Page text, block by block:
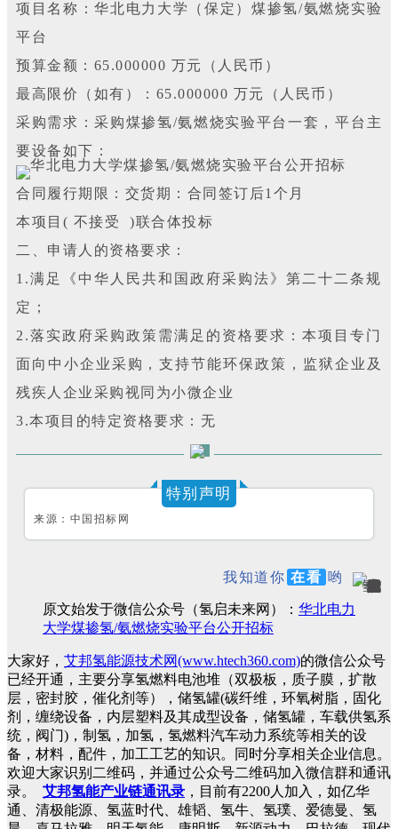
项目名称：华北电力大学（保定）煤掺氢/氨燃烧实验
平台
预算金额：65.000000 万元（人民币）
最高限价（如有）：65.000000 万元（人民币）
采购需求：采购煤掺氢/氨燃烧实验平台一套，平台主
要设备如下：
合同履行期限：交货期：合同签订后1个月
本项目( 不接受 )联合体投标
二、申请人的资格要求：
1.满足《中华人民共和国政府采购法》第二十二条规
定；
2.落实政府采购政策需满足的资格要求：本项目专门
面向中小企业采购，支持节能环保政策，监狱企业及
残疾人企业采购视同为小微企业
3.本项目的特定资格要求：无
特别声明
来源：中国招标网
我知道你 在看 哟
原文始发于微信公众号（氢启未来网）： 华北电力
大学煤掺氢/氨燃烧实验平台公开招标
大家好， 艾邦氢能源技术网(www.htech360.com)的微信公众号
已经开通，主要分享氢燃料电池堆（双极板，质子膜，扩散
层，密封胶，催化剂等），储氢罐(碳纤维，环氧树脂，固化
剂，缠绕设备，内层塑料及其成型设备，储氢罐，车载供氢系
统，阀门)，制氢，加氢，氢燃料汽车动力系统等相关的设
备，材料，配件，加工工艺的知识。同时分享相关企业信息。
欢迎大家识别二维码，并通过公众号二维码加入微信群和通讯
录。
艾邦氢能产业链通讯录 ，目前有2200人加入，如亿华
通、清极能源、氢蓝时代、雄韬、氢牛、氢璞、爱德曼、氢